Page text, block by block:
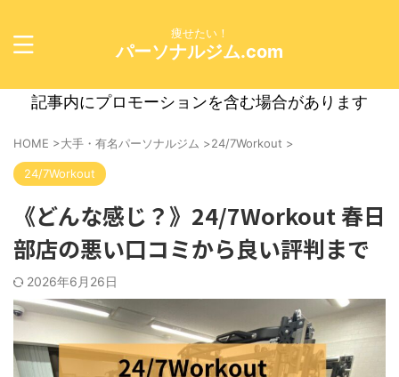
痩せたい！
パーソナルジム.com
記事内にプロモーションを含む場合があります
HOME >大手・有名パーソナルジム >24/7Workout >
24/7Workout
《どんな感じ？》24/7Workout 春日
部店の悪い口コミから良い評判まで
2026年6月26日